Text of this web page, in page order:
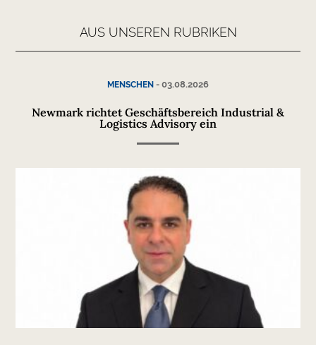
AUS UNSEREN RUBRIKEN
MENSCHEN - 03.08.2026
Newmark richtet Geschäftsbereich Industrial &
Logistics Advisory ein